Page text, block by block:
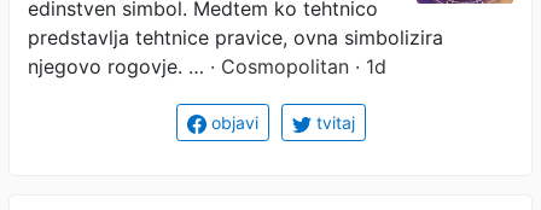
povezan z vašo
osebnostjo)
edinstven simbol. Medtem ko tehtnico
predstavlja tehtnice pravice, ovna simbolizira
njegovo rogovje. … · Cosmopolitan · 1d
objavi tvitaj